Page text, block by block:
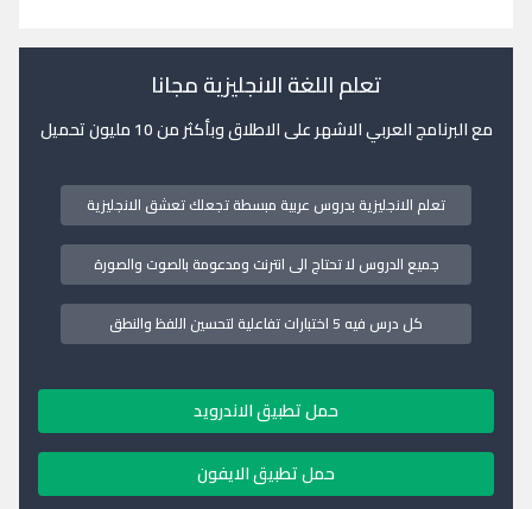
تعلم اللغة الانجليزية مجانا
مع البرنامج العربي الاشهر على الاطلاق وبأكثر من 10 مليون تحميل
تعلم الانجليزية بدروس عربية مبسطة تجعلك تعشق الانجليزية
جميع الدروس لا تحتاج الى انترنت ومدعومة بالصوت والصورة
كل درس فيه 5 اختبارات تفاعلية لتحسين اللفظ والنطق
حمل تطبيق الاندرويد
حمل تطبيق الايفون